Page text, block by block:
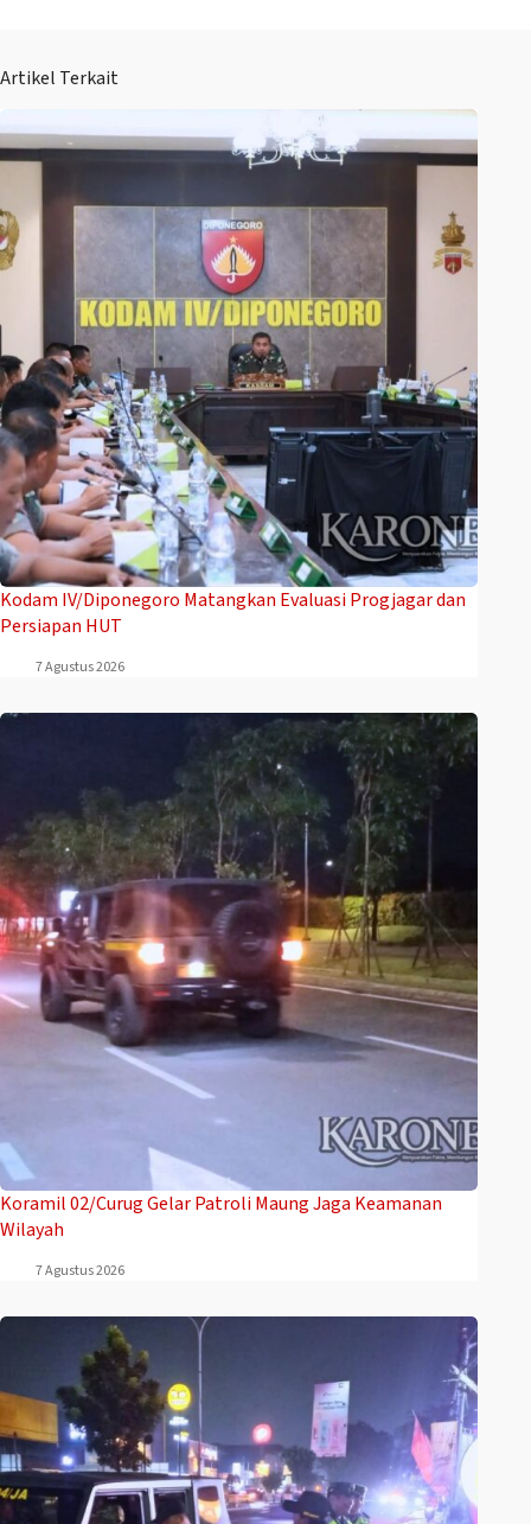
Artikel Terkait
Kodam IV/Diponegoro Matangkan Evaluasi Progjagar dan
Persiapan HUT
7 Agustus 2026
Koramil 02/Curug Gelar Patroli Maung Jaga Keamanan
Wilayah
7 Agustus 2026